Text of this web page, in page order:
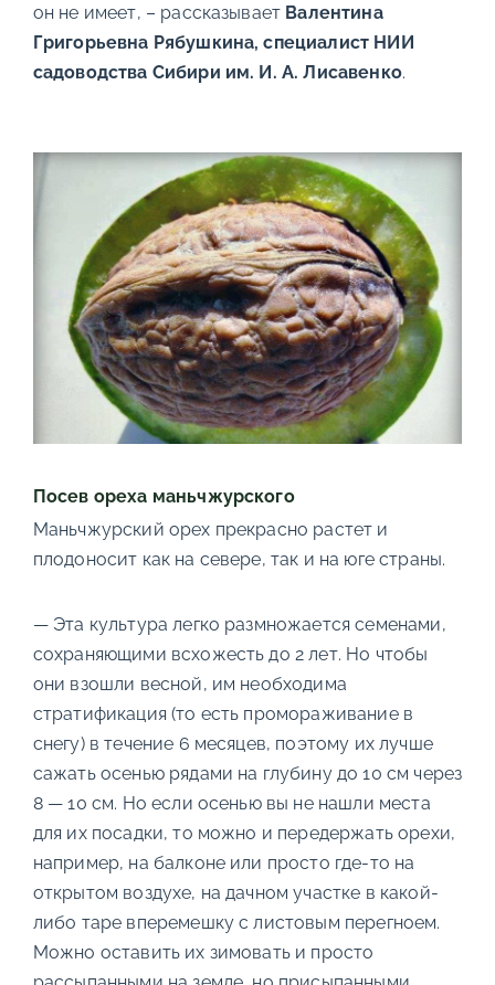
он не имеет, – рассказывает Валентина
Григорьевна Рябушкина, специалист НИИ
садоводства Сибири им. И. А. Лисавенко.
Посев ореха маньчжурского
Маньчжурский орех прекрасно растет и
плодоносит как на севере, так и на юге страны.
— Эта культура легко размножается семенами,
сохраняющими всхожесть до 2 лет. Но чтобы
они взошли весной, им необходима
стратификация (то есть промораживание в
снегу) в течение 6 месяцев, поэтому их лучше
сажать осенью рядами на глубину до 10 см через
8 — 10 см. Но если осенью вы не нашли места
для их посадки, то можно и передержать орехи,
например, на балконе или просто где-то на
открытом воздухе, на дачном участке в какой-
либо таре вперемешку с листовым перегноем.
Можно оставить их зимовать и просто